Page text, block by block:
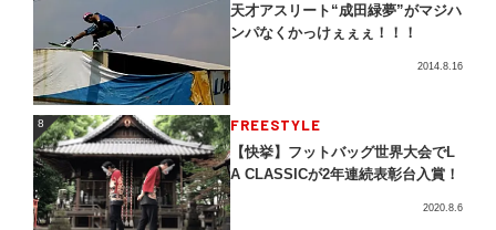
天才アスリート“成田緑夢”がマジハ
ンパなくかっけぇぇぇ！！！
2014.8.16
8 FREESTYLE
【快挙】フットバッグ世界大会でL
A CLASSICが2年連続表彰台入賞！
2020.8.6